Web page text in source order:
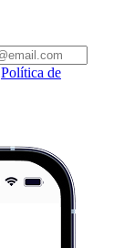
Política de